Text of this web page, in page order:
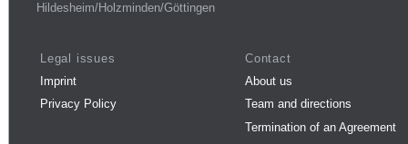
Hildesheim/Holzminden/Göttingen
Legal issues
Imprint
Privacy Policy
Contact
About us
Team and directions
Termination of an Agreement